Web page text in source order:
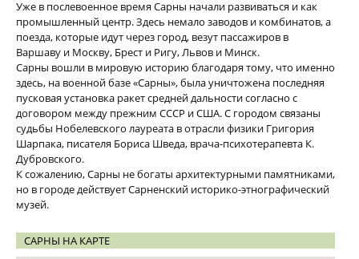
Уже в послевоенное время Сарны начали развиваться и как
промышленный центр. Здесь немало заводов и комбинатов, а
поезда, которые идут через город, везут пассажиров в
Варшаву и Москву, Брест и Ригу, Львов и Минск.
Сарны вошли в мировую историю благодаря тому, что именно
здесь, на военной базе «Сарны», была уничтожена последняя
пусковая установка ракет средней дальности согласно с
договором между прежним СССР и США. С городом связаны
судьбы Нобелевского лауреата в отрасли физики Григория
Шарпака, писателя Бориса Шведа, врача-психотерапевта К.
Дубровского.
К сожалению, Сарны не богаты архитектурными памятниками,
но в городе действует Сарненский историко-этнографический
музей.
САРНЫ НА КАРТЕ